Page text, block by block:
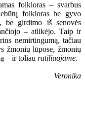
folkloras – svarbus
folkloras be gyvo
be girdimo iš senovės
– atlikėjo. Taip ir
nemirtingumą, tačiau
žmonių lūpose, žmonių
– ir toliau ratiliuojame.
Veronika